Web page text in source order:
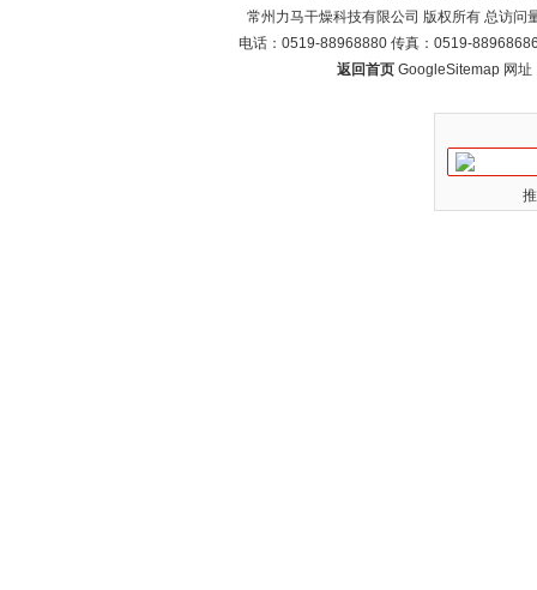
常州力马干燥科技有限公司 版权所有 总访问
电话：0519-88968880 传真：0519-
返回首页 GoogleSitemap 网